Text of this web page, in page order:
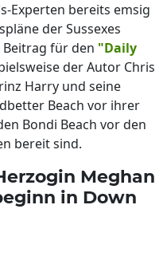
Experten bereits emsig
der Sussexes
Beitrag für den "Daily
der Autor Chris
Harry und seine
Beach vor ihrer
Bondi Beach vor den
bereit sind.
Meghan
in Down